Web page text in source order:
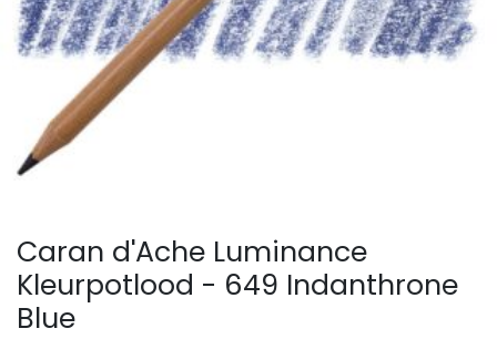
Caran d'Ache Luminance
Kleurpotlood - 649 Indanthrone
Blue